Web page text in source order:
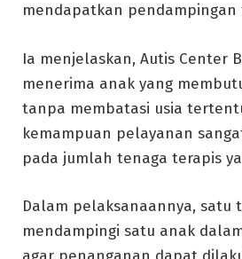
mendapatkan pendampingan
Ia menjelaskan, Autis Center
menerima anak yang
tanpa membatasi usia
kemampuan pelayanan
pada jumlah tenaga terapis
Dalam pelaksanaannya, satu
mendampingi satu anak